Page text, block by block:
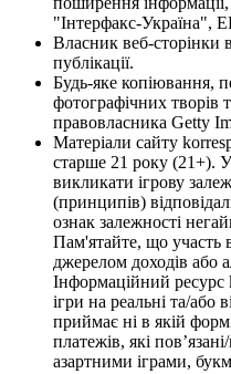
"Інтерфакс-Україна",
Власник веб-сторінки
публікації.
Будь-яке копіювання,
фотографічних творів
правовласника Getty
Матеріали сайту
старше 21 року (21+).
викликати ігрову
(принципів)
ознак залежності
Пам'ятайте, що участь
джерелом доходів або
Інформаційний ресурс
ігри на реальні та/або
приймає ні в якій
платежів, які
азартними іграми,